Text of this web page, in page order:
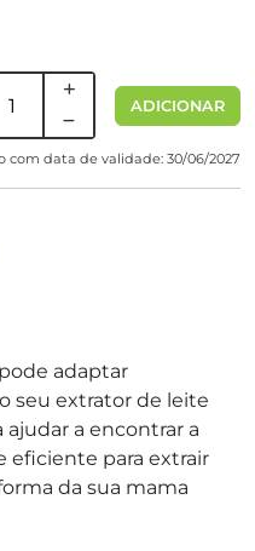
ADICIONAR
com data de validade: 30/06/2027
adaptar
seu extrator de leite
ajudar a encontrar a
eficiente para extrair
da sua mama